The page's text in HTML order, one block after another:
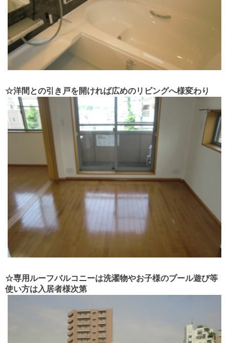
☆洋間との引き戸を開ければ広めのリビングへ様変わり
☆専用ルーフバルコニーは洗濯物やお子様のプール遊び等
使い方は入居者様次第